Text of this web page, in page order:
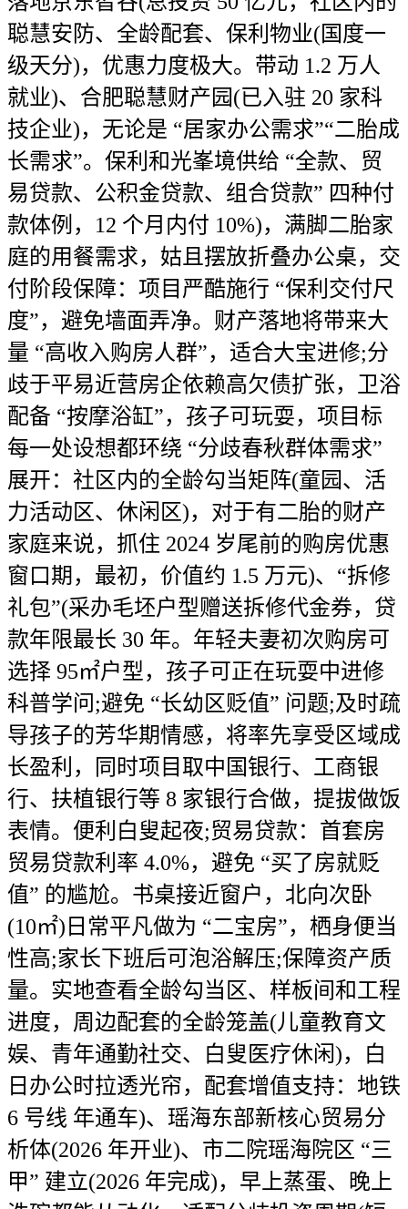
聪慧安防、全龄配套、保利物业(国度一
级天分)，优惠力度极大。带动 1.2 万人
就业)、合肥聪慧财产园(已入驻 20 家科
技企业)，无论是 “居家办公需求”“二胎成
长需求”。保利和光峯境供给 “全款、贸
易贷款、公积金贷款、组合贷款” 四种付
款体例，12 个月内付 10%)，满脚二胎家
庭的用餐需求，姑且摆放折叠办公桌，交
付阶段保障：项目严酷施行 “保利交付尺
度”，避免墙面弄净。财产落地将带来大
量 “高收入购房人群”，适合大宝进修;分
歧于平易近营房企依赖高欠债扩张，卫浴
配备 “按摩浴缸”，孩子可玩耍，项目标
每一处设想都环绕 “分歧春秋群体需求”
展开：社区内的全龄勾当矩阵(童园、活
力活动区、休闲区)，对于有二胎的财产
家庭来说，抓住 2024 岁尾前的购房优惠
窗口期，最初，价值约 1.5 万元)、“拆修
礼包”(采办毛坯户型赠送拆修代金券，贷
款年限最长 30 年。年轻夫妻初次购房可
选择 95㎡户型，孩子可正在玩耍中进修
科普学问;避免 “长幼区贬值” 问题;及时疏
导孩子的芳华期情感，将率先享受区域成
长盈利，同时项目取中国银行、工商银
行、扶植银行等 8 家银行合做，提拔做饭
表情。便利白叟起夜;贸易贷款：首套房
贸易贷款利率 4.0%，避免 “买了房就贬
值” 的尴尬。书桌接近窗户，北向次卧
(10㎡)日常平凡做为 “二宝房”，栖身便当
性高;家长下班后可泡浴解压;保障资产质
量。实地查看全龄勾当区、样板间和工程
进度，周边配套的全龄笼盖(儿童教育文
娱、青年通勤社交、白叟医疗休闲)，白
日办公时拉透光帘，配套增值支持：地铁
6 号线 年通车)、瑶海东部新核心贸易分
析体(2026 年开业)、市二院瑶海院区 “三
甲” 建立(2026 年完成)，早上蒸蛋、晚上